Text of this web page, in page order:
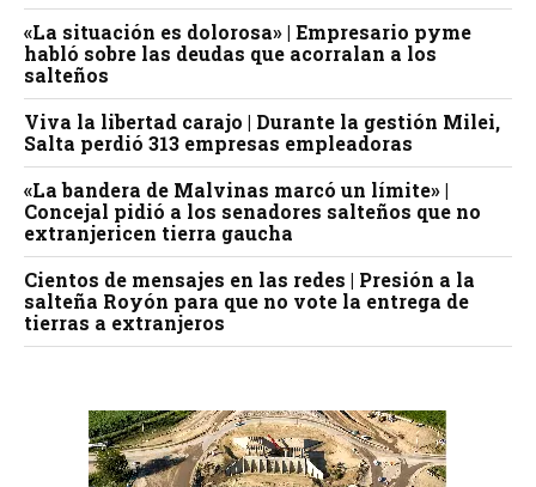
«La situación es dolorosa» | Empresario pyme
habló sobre las deudas que acorralan a los
salteños
Viva la libertad carajo | Durante la gestión Milei,
Salta perdió 313 empresas empleadoras
«La bandera de Malvinas marcó un límite» |
Concejal pidió a los senadores salteños que no
extranjericen tierra gaucha
Cientos de mensajes en las redes | Presión a la
salteña Royón para que no vote la entrega de
tierras a extranjeros